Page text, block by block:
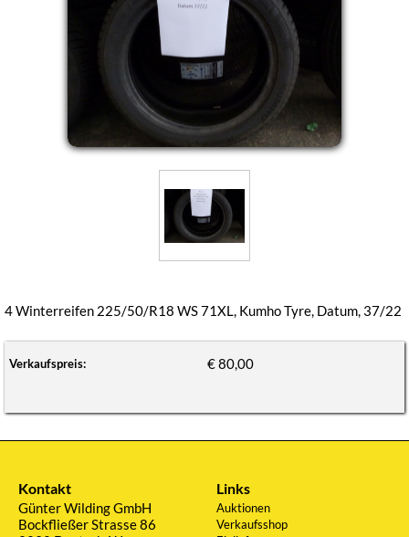
4 Winterreifen 225/50/R18 WS 71XL, Kumho Tyre, Datum, 37/22
Verkaufspreis: € 80,00
Kontakt
Günter Wilding GmbH
Bockfließer Strasse 86
Links
Auktionen
Verkaufsshop